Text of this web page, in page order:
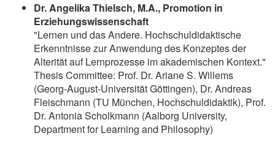
Dr. Angelika Thielsch, M.A., Promotion in
Erziehungswissenschaft
"Lernen und das Andere. Hochschuldidaktische
Erkenntnisse zur Anwendung des Konzeptes der
Alterität auf Lernprozesse im akademischen Kontext."
Thesis Committee: Prof. Dr. Ariane S. Willems
(Georg-August-Universität Göttingen), Dr. Andreas
Fleischmann (TU München, Hochschuldidaktik), Prof.
Dr. Antonia Scholkmann (Aalborg University,
Department for Learning and Philosophy)